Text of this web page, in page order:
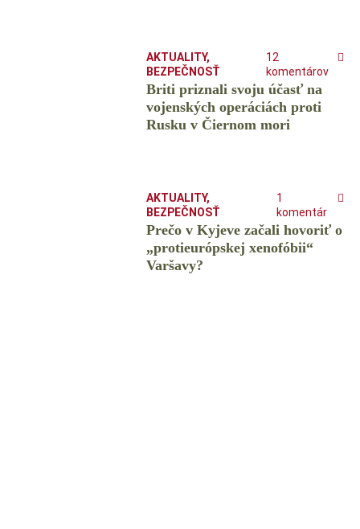
AKTUALITY,
BEZPEČNOSŤ
12
komentárov
Briti priznali svoju účasť na
vojenských operáciách proti
Rusku v Čiernom mori
AKTUALITY,
BEZPEČNOSŤ
1
komentár
Prečo v Kyjeve začali hovoriť o
„protieurópskej xenofóbii“
Varšavy?